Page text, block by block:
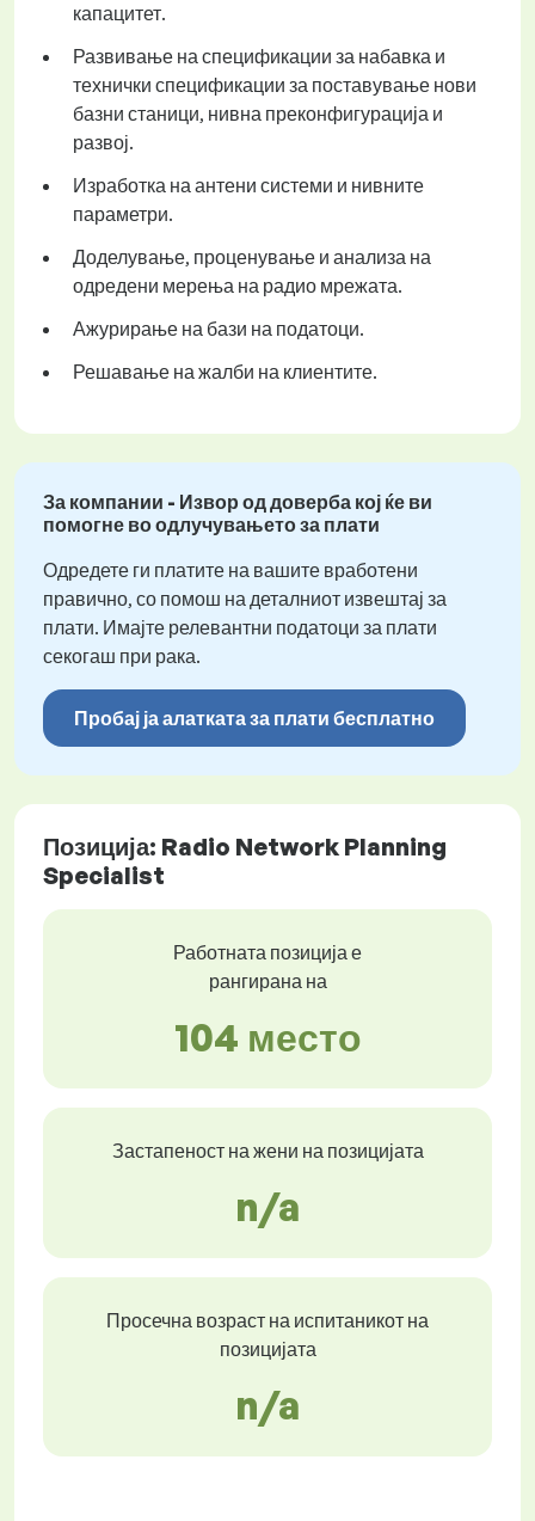
капацитет.
Развивање на спецификации за набавка и
технички спецификации за поставување нови
базни станици, нивна преконфигурација и
развој.
Изработка на антени системи и нивните
параметри.
Доделување, проценување и анализа на
одредени мерења на радио мрежата.
Ажурирање на бази на податоци.
Решавање на жалби на клиентите.
За компании - Извор од доверба кој ќе ви
помогне во одлучувањето за плати
Одредете ги платите на вашите вработени
правично, со помош на деталниот извештај за
плати. Имајте релевантни податоци за плати
секогаш при рака.
Пробај ја алатката за плати бесплатно
Позиција: Radio Network Planning
Specialist
Работната позиција е
рангирана на
104 место
Застапеност на жени на позицијата
n/a
Просечна возраст на испитаникот на
позицијата
n/a